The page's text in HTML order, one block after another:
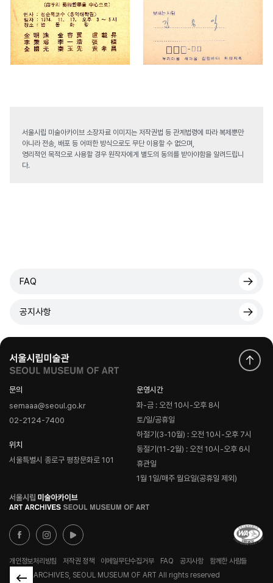
서울시립 미술아카이브 소장자료 이미지는 저작권법 등 관계법령에 따라 복제뿐만
아니라 전송, 배포 등 어떠한 방식으로도 무단 이용할 수 없으며,
영리적인 목적으로 사용할 경우 원작자에게 별도의 동의를 받아야함을 알려드립니
다.
FAQ
공지사항
문의
semaaa@seoul.go.kr
02-2124-7400
위치
서울특별시 종로구 평창문화로 101
운영시간
화-금 : 오전 10시-오후 8시
토/일/공휴일
하절기(3-10월) : 오전 10시-오후 7시
동절기(11-2월) : 오전 10시-오후 6시
휴관일
1월 1일/매주 월요일(공휴일 제외)
로
고
개인정보처리방침 저작권 정책 이메일무단수집거부 FAQ 공지사항
함께한 사람들
© ART ARCHIVES, SEOUL MUSEUM OF ART All rights reserved